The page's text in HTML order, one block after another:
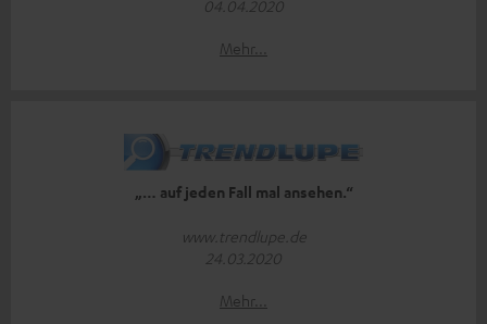
04.04.2020
Mehr...
„… auf jeden Fall mal ansehen.“
www.trendlupe.de
24.03.2020
Mehr...